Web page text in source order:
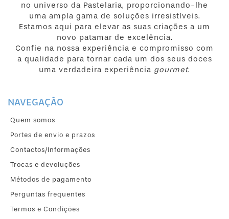
no universo da Pastelaria, proporcionando-lhe
uma ampla gama de soluções irresistíveis.
Estamos aqui para elevar as suas criações a um
novo patamar de excelência.
Confie na nossa experiência e compromisso com
a qualidade para tornar cada um dos seus doces
uma verdadeira experiência gourmet.
NAVEGAÇÃO
Quem somos
Portes de envio e prazos
Contactos/Informações
Trocas e devoluções
Métodos de pagamento
Perguntas frequentes
Termos e Condições